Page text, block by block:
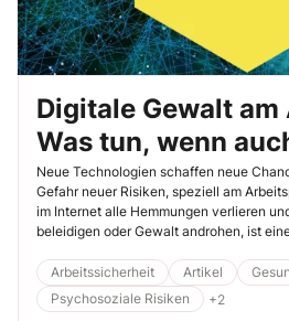
Digitale Gewalt
Was tun, wenn
Mitarbeitenden
Neue Technologien schaffen neue
Gefahr neuer Risiken, speziell am
im Internet alle Hemmungen verlieren
beleidigen oder Gewalt androhen, ist
dem Unternehmen selbst kommen. An
Publikumsverkehr oder in bestimmten
Mitarbeitende zunehmend auch digital
Arbeitssicherheit Artikel
Psychosoziale Risiken
+2